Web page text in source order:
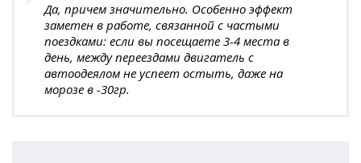
Да, причем значительно. Особенно эффект
заметен в работе, связанной с частыми
поездками: если вы посещаете 3-4 места в
день, между переездами двигатель с
автоодеялом не успеет остыть, даже на
морозе в -30гр.